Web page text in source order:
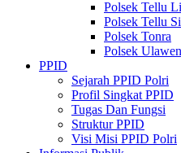
Polsek Tellu
Polsek Tellu
Polsek Tonra
Polsek
PPID
Sejarah PPID Polri
Profil Singkat PPID
Tugas Dan Fungsi
Struktur PPID
Visi Misi PPID Polri